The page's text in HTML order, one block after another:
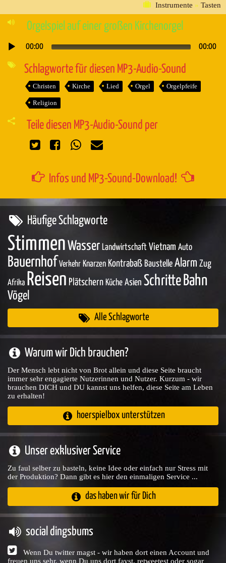
Instrumente » Tasten
Orgelspiel auf einer großen Kirchenorgel
Audio-
00:00 00:00
Schlagworte für diesen MP3-Audio-Sound
Christen Kirche Lied Orgel Orgelpfeife
Religion
Teile diesen MP3-Audio-Sound per
Infos und MP3-Sound-Download!
Häufige Schlagworte
StimmenWasser Landwirtschaft Vietnam Auto
Bauernhof Verkehr Knarzen Kontrabaß Baustelle Alarm Zug
Afrika Reisen Plätschern Küche Asien Schritte Bahn
Vögel
Alle Schlagworte
Warum wir Dich brauchen?
Der Mensch lebt nicht von Brot allein und diese Seite braucht
immer sehr engagierte Nutzerinnen und Nutzer. Kurzum - wir
brauchen DICH und DU kannst uns helfen, diese Seite am Leben
zu erhalten!
hoerspielbox unterstützen
Unser exklusiver Service
Zu faul selber zu basteln, keine Idee oder einfach nur Stress mit
der Produktion? Dann gibt es hier den einmaligen Service ...
das haben wir für Dich
social dingsbums
Wenn Du twitter magst - wir haben dort einen Account und
freuen uns sehr, wenn Du uns dort favst, retweetest oder sogar